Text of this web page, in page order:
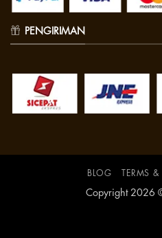
PENGIRIMAN
BLOG TERMS
Copyright 2026